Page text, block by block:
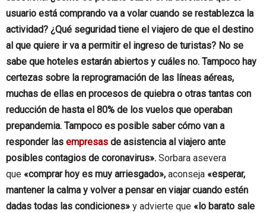
usuario está comprando va a volar cuando se restablezca la
actividad? ¿Qué seguridad tiene el viajero de que el destino
al que quiere ir va a permitir el ingreso de turistas? No se
sabe que hoteles estarán abiertos y cuáles no. Tampoco hay
certezas sobre la reprogramación de las líneas aéreas,
muchas de ellas en procesos de quiebra o otras tantas con
reducción de hasta el 80% de los vuelos que operaban
prepandemia. Tampoco es posible saber cómo van a
responder las empresas de asistencia al viajero ante
posibles contagios de coronavirus». Sorbara asevera
que «comprar hoy es muy arriesgado», aconseja «esperar,
mantener la calma y volver a pensar en viajar cuando estén
dadas todas las condiciones» y advierte que «lo barato sale